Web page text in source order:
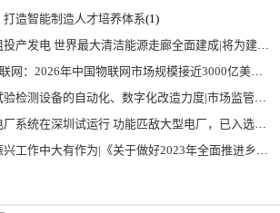
造智能制造人才培养体系(1)
能源走廊全面建成|将为建设新型能源体系、保障国家能源安全、实现“双碳”目标提供有力支撑
物联网市场规模接近3000亿美元 智慧工厂、智慧城市、智慧电网等将占60%以上
、数字化改造力度|市场监管总局 工业和信息化部 关于促进企业计量能力提升的指导意见
在深圳试运行 功能匹敌大型电厂，已入选国际典型案例
有作为|《关于做好2023年全面推进乡村振兴重点工作的意见》发布